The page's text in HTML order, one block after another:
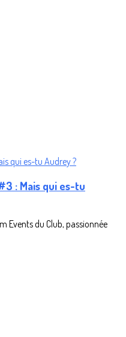
#3 : Mais qui es-tu
Events du Club, passionnée